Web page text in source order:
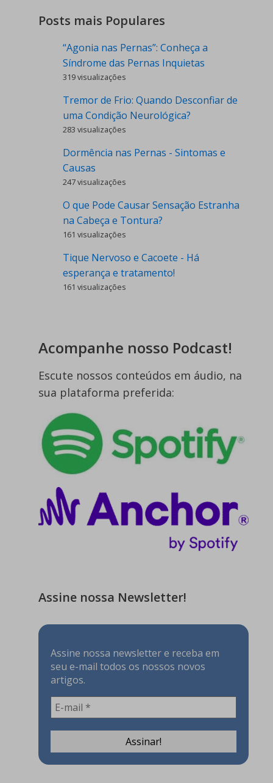
Posts mais Populares
“Agonia nas Pernas”: Conheça a
Síndrome das Pernas Inquietas
319 visualizações
Tremor de Frio: Quando Desconfiar de
uma Condição Neurológica?
283 visualizações
Dormência nas Pernas - Sintomas e
Causas
247 visualizações
O que Pode Causar Sensação Estranha
na Cabeça e Tontura?
161 visualizações
Tique Nervoso e Cacoete - Há
esperança e tratamento!
161 visualizações
Acompanhe nosso Podcast!
Escute nossos conteúdos em áudio, na
sua plataforma preferida:
Assine nossa Newsletter!
Assine nossa newsletter e receba em
seu e-mail todos os nossos novos
artigos.